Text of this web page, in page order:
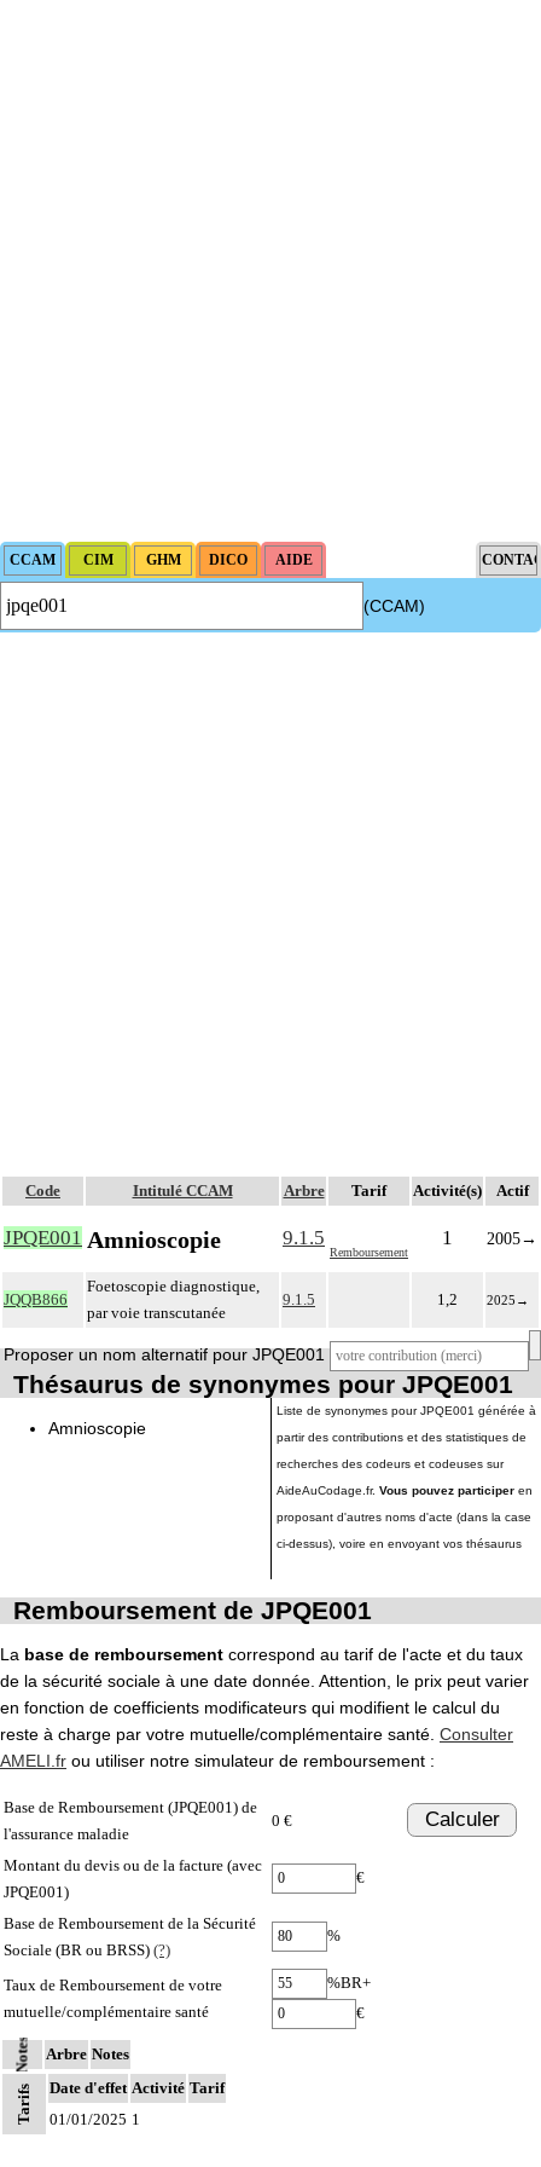
(CCAM)
Code Intitulé CCAM Arbre Tarif Activité(s) Actif
JPQE001 Amnioscopie 9.1.5
Remboursement
1 2005→
JQQB866
Foetoscopie diagnostique,
par voie transcutanée
9.1.5 1,2 2025 →
Proposer un nom alternatif pour JPQE001
Thésaurus de synonymes pour JPQE001
Amnioscopie
Liste de synonymes pour JPQE001 générée à
partir des contributions et des statistiques de
recherches des codeurs et codeuses sur
AideAuCodage.fr. Vous pouvez participer en
proposant d'autres noms d'acte (dans la case
ci-dessus), voire en envoyant vos thésaurus
Remboursement de JPQE001
La base de remboursement correspond au tarif de l'acte et du taux
de la sécurité sociale à une date donnée. Attention, le prix peut varier
en fonction de coefficients modificateurs qui modifient le calcul du
reste à charge par votre mutuelle/complémentaire santé. Consulter
AMELI.fr ou utiliser notre simulateur de remboursement :
Base de Remboursement (JPQE001) de
l'assurance maladie
0 € Calculer
Montant du devis ou de la facture (avec
JPQE001)
€
Base de Remboursement de la Sécurité
Sociale (BR ou BRSS) (?)
%
Taux de Remboursement de votre
mutuelle/complémentaire santé
%BR+
€
Notes Arbre Notes
Tarifs Date d'effet Activité Tarif
01/01/2025 1